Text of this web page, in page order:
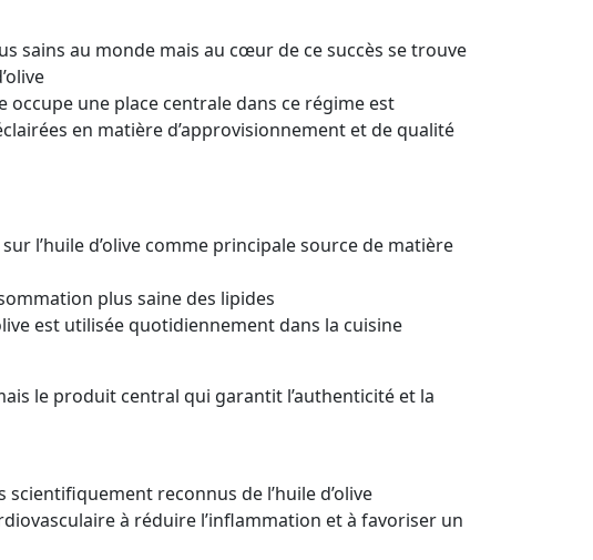
sains au monde mais au cœur de ce succès se trouve
une place centrale dans ce régime est
en matière d’approvisionnement et de qualité
l’huile d’olive comme principale source de matière
plus saine des lipides
est utilisée quotidiennement dans la cuisine
le produit central qui garantit l’authenticité et la
reconnus de l’huile d’olive
à réduire l’inflammation et à favoriser un